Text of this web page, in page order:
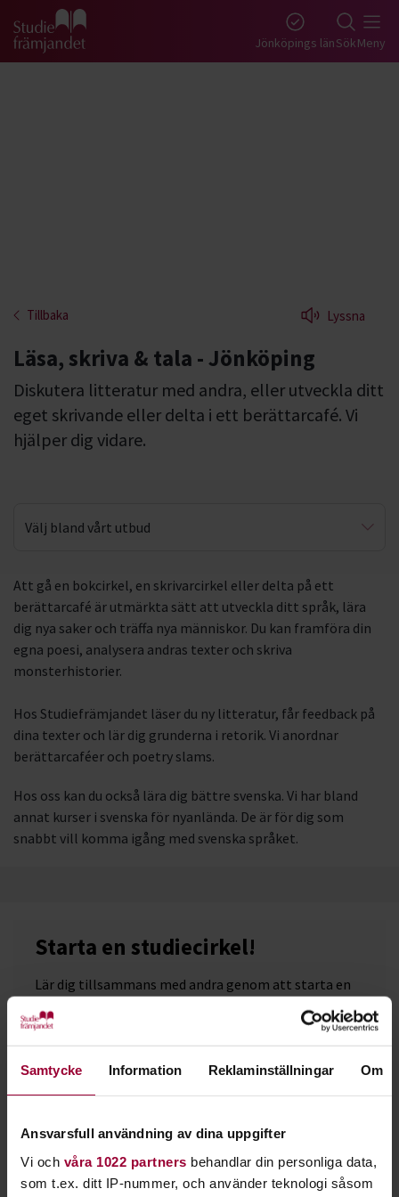
Samtycke Information Reklaminställningar Om
Ansvarsfull användning av dina uppgifter
Vi och våra 1022 partners behandlar din personliga data,
som t.ex. ditt IP-nummer, och använder teknologi såsom
Gå till studiefrämjandets startsida Jönköpings länSökMeny
Tillbaka Lyssna
Läsa, skriva & tala - Jönköping
Diskutera litteratur med andra, eller utveckla ditt
eget skrivande eller delta i ett berättarcafé. Vi
hjälper dig vidare.
Välj bland vårt utbud
Bokcirkel
Skrivarcirkel
Att gå en bokcirkel, en skrivarcirkel eller delta på ett
berättarcafé är utmärkta sätt att utveckla ditt språk, lära
dig nya saker och träffa nya människor. Du kan framföra din
egna poesi, analysera andras texter och skriva
monsterhistorier.
Hos Studiefrämjandet läser du ny litteratur, får feedback på
dina texter och lär dig grunderna i retorik. Vi anordnar
berättarcaféer och poetry slams.
Hos oss kan du också lära dig bättre svenska. Vi har bland
annat kurser i svenska för nyanlända. De är för dig som
snabbt vill komma igång med svenska språket.
Starta en studiecirkel!
Lär dig tillsammans med andra genom att starta en
studiecirkel hos Studiefrämjandet.
Nästa steg